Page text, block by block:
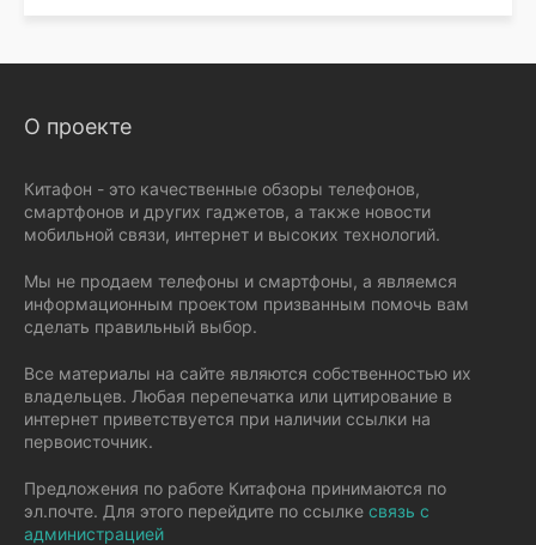
О проекте
Китафон - это качественные обзоры телефонов,
смартфонов и других гаджетов, а также новости
мобильной связи, интернет и высоких технологий.
Мы не продаем телефоны и смартфоны, а являемся
информационным проектом призванным помочь вам
сделать правильный выбор.
Все материалы на сайте являются собственностью их
владельцев. Любая перепечатка или цитирование в
интернет приветствуется при наличии ссылки на
первоисточник.
Предложения по работе Китафона принимаются по
эл.почте. Для этого перейдите по ссылке связь с
администрацией